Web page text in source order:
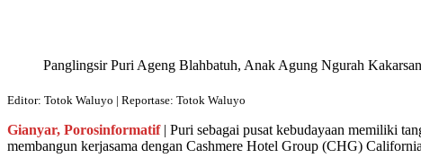
Panglingsir Puri Ageng Blahbatuh, Anak Agung Ngurah
Editor: Totok Waluyo | Reportase: Totok Waluyo
Gianyar, Porosinformatif| Puri sebagai pusat kebudayaan memiliki
membangun kerjasama dengan Cashmere Hotel Group (CHG)